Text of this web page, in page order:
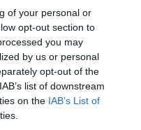
of your personal or
opt-out section to
you may
by us or personal
opt-out of the
list of downstream
on the IAB’s List of